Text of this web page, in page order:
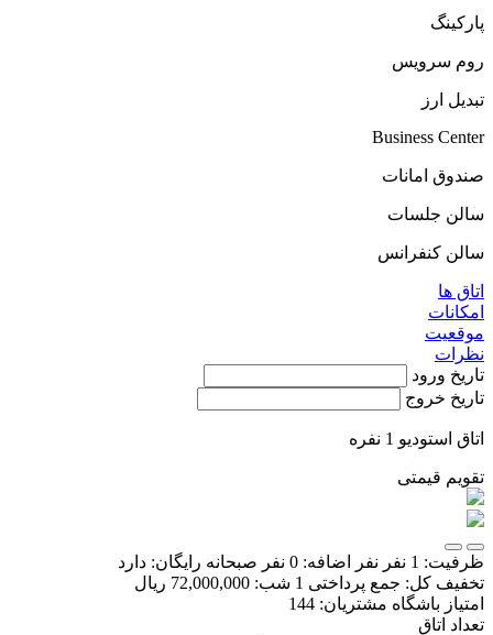
پارکینگ
روم سرویس
تبديل ارز
Business Center
صندوق امانات
سالن جلسات
سالن کنفرانس
اتاق ها
امکانات
موقعیت
نظرات
تاریخ ورود
تاریخ خروج
اتاق استودیو 1 نفره
تقویم قیمتی
ظرفیت: 1 نفر نفر اضافه: 0 نفر صبحانه رایگان: دارد
تخفیف کل: جمع پرداختی 1 شب:
72,000,000 ریال
امتیاز باشگاه مشتریان: 144
تعداد اتاق